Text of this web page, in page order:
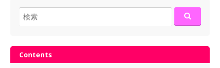
検
索:
Contents